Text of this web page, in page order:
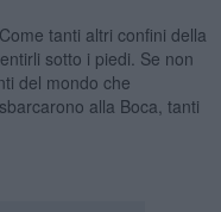
tanti altri confini della
sotto i piedi. Se non
del mondo che
alla Boca, tanti